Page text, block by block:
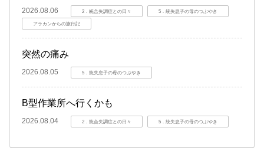
2026.08.06 2．統合失調症との日々 5．統失息子の母のつぶやき
アラカンからの旅行記
突然の痛み
2026.08.05 5．統失息子の母のつぶやき
B型作業所へ行くかも
2026.08.04 2．統合失調症との日々 5．統失息子の母のつぶやき